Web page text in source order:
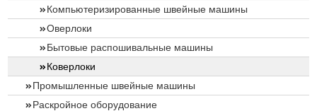
Компьютеризированные швейные машины
Оверлоки
Бытовые распошивальные машины
Коверлоки
Промышленные швейные машины
Раскройное оборудование